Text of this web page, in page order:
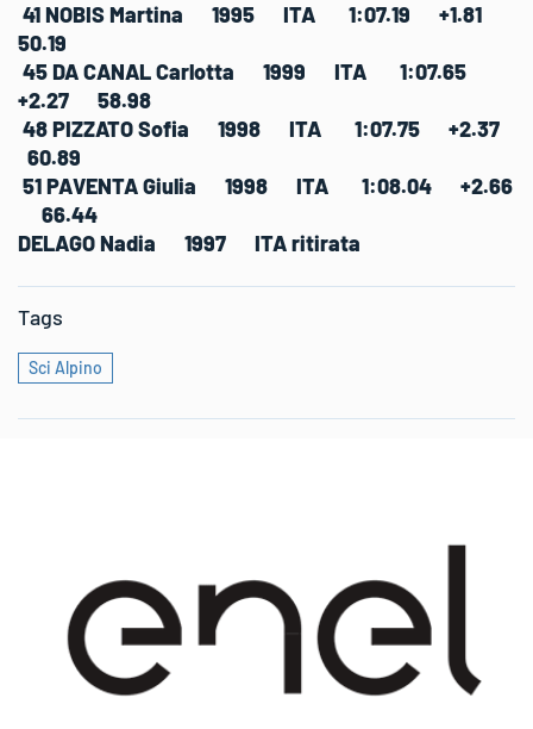
41 NOBIS Martina 1995 ITA 1:07.19 +1.81
50.19
45 DA CANAL Carlotta 1999 ITA 1:07.65
+2.27 58.98
48 PIZZATO Sofia 1998 ITA 1:07.75 +2.37
60.89
51 PAVENTA Giulia 1998 ITA 1:08.04 +2.66
66.44
DELAGO Nadia 1997 ITA ritirata
Tags
Sci Alpino